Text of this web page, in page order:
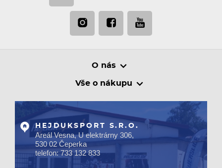
O nás
Vše o nákupu
HEJDUKSPORT S.R.O.
Areál Vesna, U elektrárny 306,
530 02 Čeperka
telefon: 733 132 833